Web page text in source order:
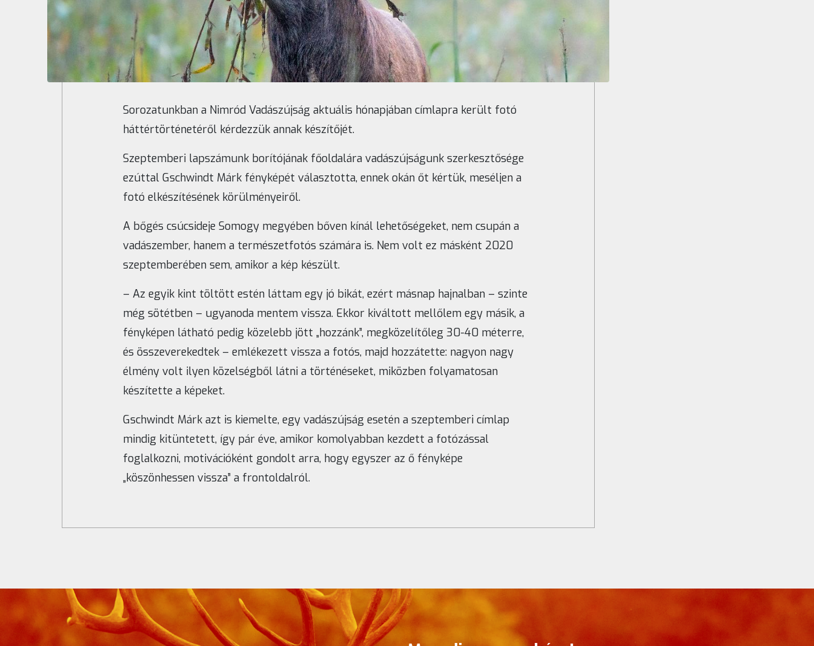
Sorozatunkban a Nimród Vadászújság aktuális hónapjában címlapra került fotó
háttértörténetéről kérdezzük annak készítőjét.
Szeptemberi lapszámunk borítójának főoldalára vadászújságunk szerkesztősége
ezúttal Gschwindt Márk fényképét választotta, ennek okán őt kértük, meséljen a
fotó elkészítésének körülményeiről.
A bőgés csúcsideje Somogy megyében bőven kínál lehetőségeket, nem csupán a
vadászember, hanem a természetfotós számára is. Nem volt ez másként 2020
szeptemberében sem, amikor a kép készült.
– Az egyik kint töltött estén láttam egy jó bikát, ezért másnap hajnalban – szinte
még sötétben – ugyanoda mentem vissza. Ekkor kiváltott mellőlem egy másik, a
fényképen látható pedig közelebb jött „hozzánk”, megközelítőleg 30-40 méterre,
és összeverekedtek – emlékezett vissza a fotós, majd hozzátette: nagyon nagy
élmény volt ilyen közelségből látni a történéseket, miközben folyamatosan
készítette a képeket.
Gschwindt Márk azt is kiemelte, egy vadászújság esetén a szeptemberi címlap
mindig kitüntetett, így pár éve, amikor komolyabban kezdett a fotózással
foglalkozni, motivációként gondolt arra, hogy egyszer az ő fényképe
„köszönhessen vissza” a frontoldalról.